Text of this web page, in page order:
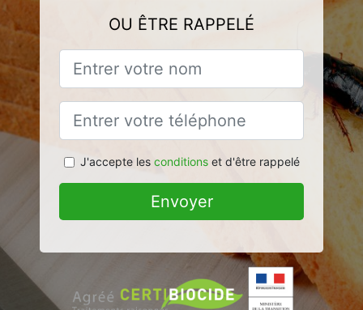
OU ÊTRE RAPPELÉ
J'accepte les conditionset d'être rappelé
Envoyer